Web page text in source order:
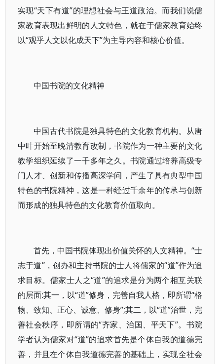
实现“天下有道”的理想社会与王道政治。而我们说儒
家教育表现出鲜明的人文特色，就在于儒家教育始终
以“观乎人文以化成天下”为主导内容和核心价值。
中国书院的文化精神
中国古代书院是独具特色的文化教育机构。从唐
中叶开始至晚清教育改制，书院作为一种主要的文化
教学组织延续了一千多年之久。书院通过培养高级专
门人才、创新和传播高深学问，产生了具有典型中国
特色的书院精神，这是一种经过千余年的传承与创新
而形成的独具特色的文化教育价值取向。
首先，中国书院体现出价值关怀的人文精神。“士
志于道”，创办和主持书院的士人将儒家的“道”作为追
求目标。儒家士人之“道”的追求是分为两个相互关联
的层面:其一，以“道”修身，完善自我人格，即所谓“格
物、致知、正心、诚意、修身”;其二，以“道”治世，完
善社会秩序，即所谓的“齐家、治国、平天下”。书院
学者认为儒家对“道”的追求首先是个体自我的道德完
善，并且在个体自我道德完善的基础上，实现全社会